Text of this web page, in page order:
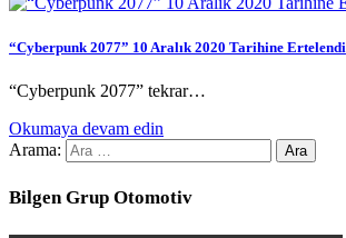
“Cyberpunk 2077” 10 Aralık 2020 Tarihine Ertelendi
“Cyberpunk 2077” tekrar…
Okumaya devam edin
Arama:
Bilgen Grup Otomotiv